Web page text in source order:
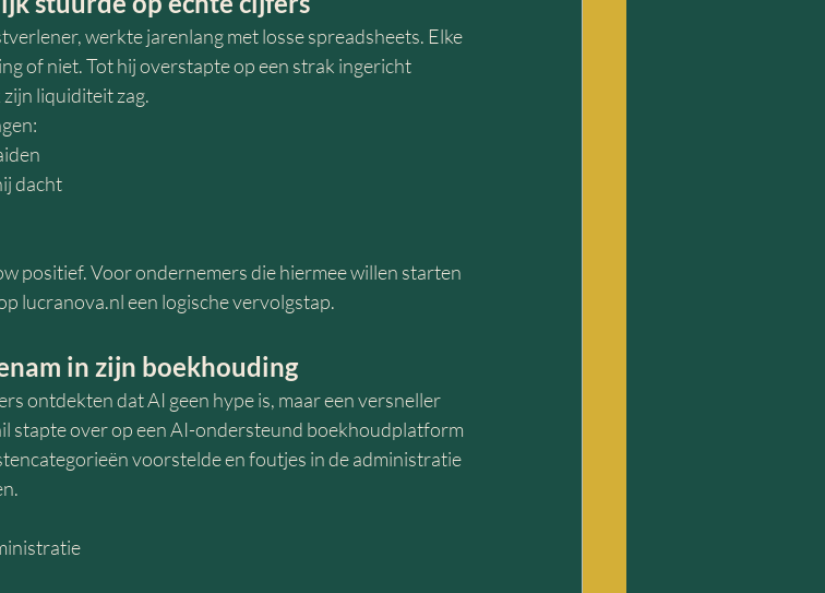
werkte jarenlang met losse spreadsheets. Elke
of niet. Tot hij overstapte op een strak ingericht
liquiditeit zag.
dacht
positief. Voor ondernemers die hiermee willen starten
lucranova.nl een logische vervolgstap.
in zijn boekhouding
ontdekten dat AI geen hype is, maar een versneller
stapte over op een AI-ondersteund boekhoudplatform
voorstelde en foutjes in de administratie